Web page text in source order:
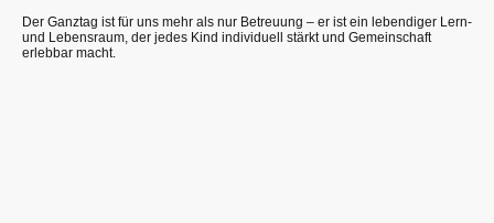
Der Ganztag ist für uns mehr als nur Betreuung – er ist ein lebendiger Lern-
und Lebensraum, der jedes Kind individuell stärkt und Gemeinschaft
erlebbar macht.